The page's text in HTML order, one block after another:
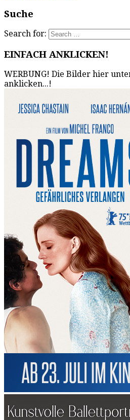
Suche
Search for:
EINFACH ANKLICKEN!
WERBUNG! Die Bilder hier
anklicken...!